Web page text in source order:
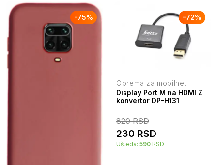
-75% -72%
Oprema za mobilne
telefone
Display Port M na HDMI Z
konvertor DP-H131
820RSD
230 RSD
Ušteda: 590 RSD